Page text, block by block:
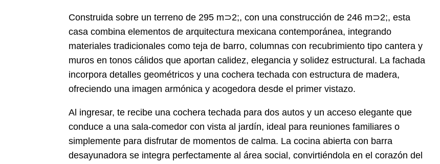
Construida sobre un terreno de 295 m⊃2;, con una construcción de 246 m⊃2;, esta
casa combina elementos de arquitectura mexicana contemporánea, integrando
materiales tradicionales como teja de barro, columnas con recubrimiento tipo cantera y
muros en tonos cálidos que aportan calidez, elegancia y solidez estructural. La fachada
incorpora detalles geométricos y una cochera techada con estructura de madera,
ofreciendo una imagen armónica y acogedora desde el primer vistazo.
Al ingresar, te recibe una cochera techada para dos autos y un acceso elegante que
conduce a una sala-comedor con vista al jardín, ideal para reuniones familiares o
simplemente para disfrutar de momentos de calma. La cocina abierta con barra
desayunadora se integra perfectamente al área social, convirtiéndola en el corazón del